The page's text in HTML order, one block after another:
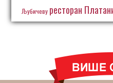
Љубичеву ресторан